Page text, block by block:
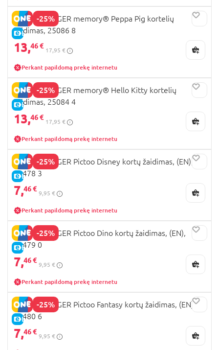
-25%
E-KAINA
RAVENSBURGER memory® Peppa Pig kortelių
žaidimas, 25086 8
13,46 €
17,95 €
Perkant papildomą prekę internetu
-25%
E-KAINA
RAVENSBURGER memory® Hello Kitty kortelių
žaidimas, 25084 4
13,46 €
17,95 €
Perkant papildomą prekę internetu
-25%
E-KAINA
RAVENSBURGER Pictoo Disney kortų žaidimas, (EN),
23478 3
7,46 €
9,95 €
Perkant papildomą prekę internetu
-25%
E-KAINA
RAVENSBURGER Pictoo Dino kortų žaidimas, (EN),
23479 0
7,46 €
9,95 €
Perkant papildomą prekę internetu
-25%
E-KAINA
RAVENSBURGER Pictoo Fantasy kortų žaidimas, (EN),
23480 6
7,46 €
9,95 €